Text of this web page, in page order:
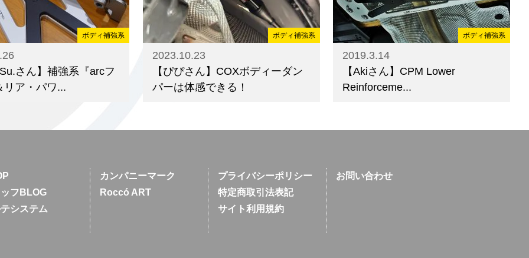
ボディ補強系
さん】補強系『arcフ
リア・パワ...
ボディ補強系
2023.10.23
【ぴぴさん】COXボディーダン
パーは体感できる！
ボディ補強系
2019.3.14
【Akiさん】CPM Lower
Reinforceme...
フBLOG
システム
カンパニーマーク
Roccó ART
プライバシーポリシー
特定商取引法表記
サイト利用規約
お問い合わせ